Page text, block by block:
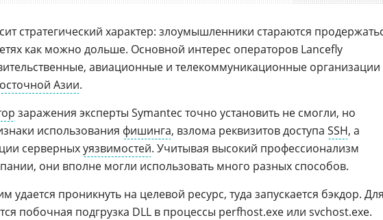
стратегический характер: злоумышленники стараются
как можно дольше. Основной интерес операторов Lancefly
авиационные и телекоммуникационные организации
Азии.
заражения эксперты Symantec точно установить не смогли, но
использования фишинга, взлома реквизитов доступа SSH, а
серверныхуязвимостей. Учитывая высокий профессионализм
они вполне могли использовать много разных способов.
удается проникнуть на целевой ресурс, туда запускается бэкдор.
побочная подгрузка DLL в процессы perfhost.exe или svchost.exe.